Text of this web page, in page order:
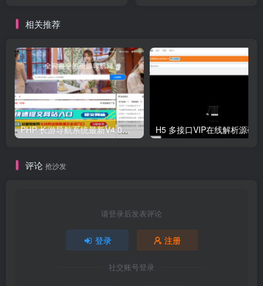
相关推荐
PHP 长游导航系统最新V4.0开源可运营正版 源码 H5 多接口VIP在线解析源码
评论 抢沙发
请登录后发表评论
登录 注册
社交账号登录